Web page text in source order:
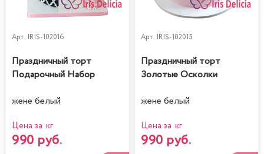
Арт. IRIS-102016
Праздничный торт
Подарочный Набор
жене белый
Цена за кг
990 руб.
Арт. IRIS-102015
Праздничный торт
Золотые Осколки
жене белый
Цена за кг
990 руб.